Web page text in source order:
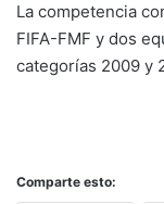
La competencia
FIFA-FMF y dos
categorías 2009 y
Comparte esto: